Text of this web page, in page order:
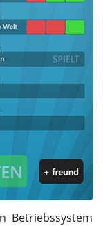
Betriebssystem